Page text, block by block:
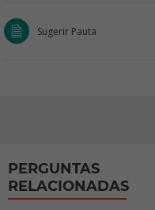
Sugerir Pauta
PERGUNTAS
RELACIONADAS